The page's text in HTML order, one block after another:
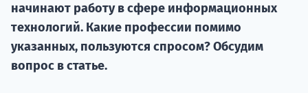
начинают работу в сфере информационных
технологий. Какие профессии помимо
указанных, пользуются спросом? Обсудим
вопрос в статье.